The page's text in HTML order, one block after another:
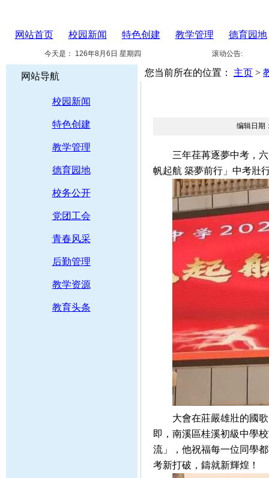
网站首页 校园新闻 特色创建 教学管理 德育园地
今天是： 126年8月6日 星期四 滚动公告:
网站导航
校园新闻
特色创建
教学管理
德育园地
校务公开
党团工会
青春风采
后勤管理
教学资源
教育头条
您当前所在的位置： 主页 >
编辑日期
三年荏苒逐夢中考，六
帆起航 築夢前行」中考壯
大會在莊嚴雄壯的國歌
即，南溪區桂溪初級中學
流」，他祝福每一位同學
考新打破，鑄就新輝煌！